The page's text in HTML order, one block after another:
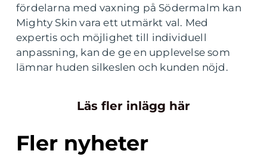
fördelarna med vaxning på Södermalm kan
Mighty Skin vara ett utmärkt val. Med
expertis och möjlighet till individuell
anpassning, kan de ge en upplevelse som
lämnar huden silkeslen och kunden nöjd.
Läs fler inlägg här
Fler nyheter